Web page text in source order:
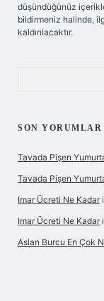
düşündüğünüz
bildirmeniz halinde,
kaldırılacaktır.
SON YORUMLAR
Tavada Pişen
Tavada Pişen
Imar Ücreti Ne Kadar
Imar Ücreti Ne Kadar
Aslan Burcu En Çok